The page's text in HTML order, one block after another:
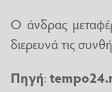
Ο άνδρας
διερευνά τις
Πηγή: